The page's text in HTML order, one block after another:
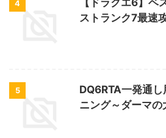
4
【ドラクエ6】ベ
ストランク7最速
5
DQ6RTA一発通
ニング～ダーマ